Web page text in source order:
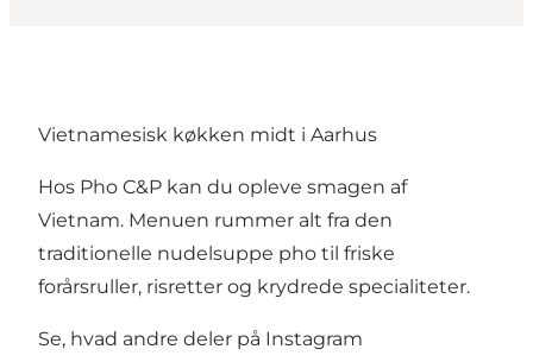
Vietnamesisk køkken midt i Aarhus
Hos Pho C&P kan du opleve smagen af
Vietnam. Menuen rummer alt fra den
traditionelle nudelsuppe pho til friske
forårsruller, risretter og krydrede specialiteter.
Se, hvad andre deler på Instagram